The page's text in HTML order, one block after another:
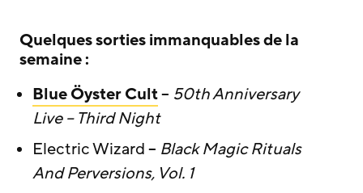
Quelques sorties immanquables de la
semaine :
Blue Öyster Cult– 50th Anniversary
Live – Third Night
Electric Wizard – Black Magic Rituals
And Perversions, Vol. 1